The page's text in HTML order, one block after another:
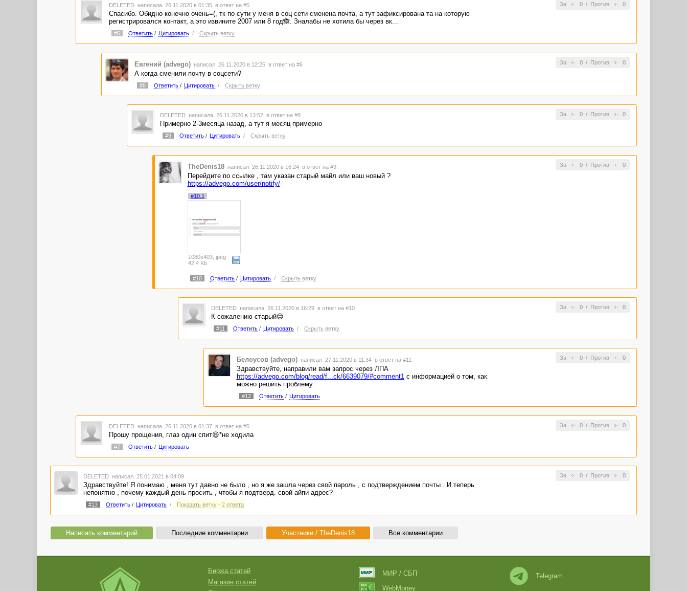
За 0/ Против 0
DELETED написала 26.11.2020 в 01:35 в ответ на #5
Спасибо. Обидно конечно очень=(, тк по сути у меня в соц сети сменена почта, а тут зафиксирована та на которую
регистрировался контакт, а это извините 2007 или 8 год🙈. Зналабы не хотила бы через вк...
#6 Ответить/ Цитировать / Скрыть ветку
За 0/ Против 0
Евгений (advego) написал 26.11.2020 в 12:25 в ответ на #6
А когда сменили почту в соцсети?
#8 Ответить/ Цитировать / Скрыть ветку
За 0/ Против 0
DELETED написала 26.11.2020 в 13:52 в ответ на #8
Примерно 2-3месяца назад, а тут я месяц примерно
#9 Ответить/ Цитировать / Скрыть ветку
За 0/ Против 0
TheDenis18 написал 26.11.2020 в 16:24 в ответ на #9
Перейдите по ссылке , там указан старый майл или ваш новый ?
https://advego.com/user/notify/
#10.1
1080x403, jpeg
42.4 Kb
#10 Ответить/ Цитировать / Скрыть ветку
За 0/ Против 0
DELETED написала 26.11.2020 в 16:29 в ответ на #10
К сожалению старый😔
#11 Ответить/ Цитировать / Скрыть ветку
За 0/ Против 0
Белоусов (advego) написал 27.11.2020 в 11:34 в ответ на #11
Здравствуйте, направили вам запрос через ЛПА
https://advego.com/blog/read/f...ck/6639079/#comment1 с информацией о том, как
можно решить проблему.
#12 Ответить/ Цитировать
За 0/ Против 0
DELETED написала 26.11.2020 в 01:37 в ответ на #5
Прошу прощения, глаз один спит😄*не ходила
#7 Ответить/ Цитировать
За 0/ Против 0
DELETED написал 25.01.2021 в 04:09
Здравствуйте! Я понимаю , меня тут давно не было , но я же зашла через свой пароль , с подтверждением почты . И теперь
непонятно , почему каждый день просить , чтобы я подтверд. свой айпи адрес?
#13 Ответить/ Цитировать / Показать ветку - 2 ответа
Написать комментарий Последние комментарии Участники / TheDenis18 Все комментарии
Биржа статей
Магазин статей
МИР / СБП
WebMoney
Telegram